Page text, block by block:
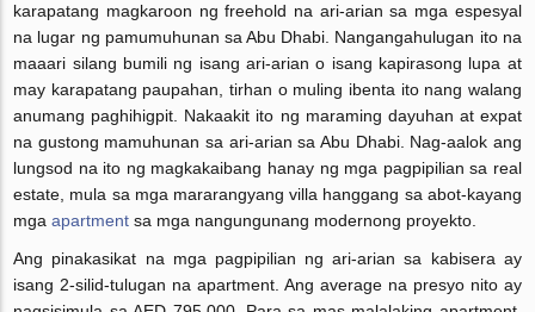
karapatang magkaroon ng freehold na ari-arian sa mga espesyal
na lugar ng pamumuhunan sa Abu Dhabi. Nangangahulugan ito na
maaari silang bumili ng isang ari-arian o isang kapirasong lupa at
may karapatang paupahan, tirhan o muling ibenta ito nang walang
anumang paghihigpit. Nakaakit ito ng maraming dayuhan at expat
na gustong mamuhunan sa ari-arian sa Abu Dhabi. Nag-aalok ang
lungsod na ito ng magkakaibang hanay ng mga pagpipilian sa real
estate, mula sa mga mararangyang villa hanggang sa abot-kayang
mgaapartmentsa mga nangungunang modernong proyekto.
Ang pinakasikat na mga pagpipilian ng ari-arian sa kabisera ay
isang 2-silid-tulugan na apartment. Ang average na presyo nito ay